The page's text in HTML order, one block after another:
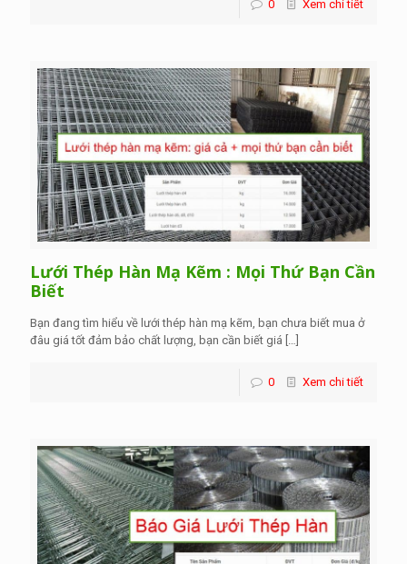
0 Xem chi tiết
Lưới Thép Hàn Mạ Kẽm : Mọi Thứ Bạn Cần
Biết
Bạn đang tìm hiểu về lưới thép hàn mạ kẽm, bạn chưa biết mua ở
đâu giá tốt đảm bảo chất lượng, bạn cần biết giá […]
0 Xem chi tiết